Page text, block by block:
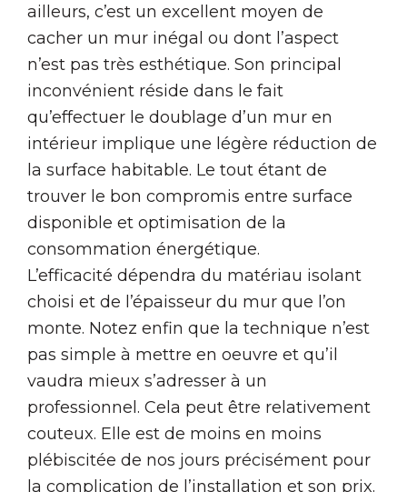
ailleurs, c’est un excellent moyen de
cacher un mur inégal ou dont l’aspect
n’est pas très esthétique. Son principal
inconvénient réside dans le fait
qu’effectuer le doublage d’un mur en
intérieur implique une légère réduction de
la surface habitable. Le tout étant de
trouver le bon compromis entre surface
disponible et optimisation de la
consommation énergétique.
L’efficacité dépendra du matériau isolant
choisi et de l’épaisseur du mur que l’on
monte. Notez enfin que la technique n’est
pas simple à mettre en oeuvre et qu’il
vaudra mieux s’adresser à un
professionnel. Cela peut être relativement
couteux. Elle est de moins en moins
plébiscitée de nos jours précisément pour
la complication de l’installation et son prix.